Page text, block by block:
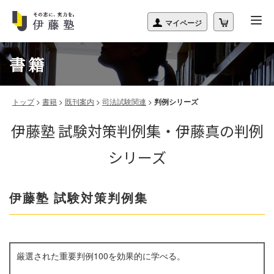
書籍
トップ> 書籍 > 既刊案内 > 司法試験関連 > 判例シリーズ
伊藤塾 試験対策判例集・伊藤真の判例
シリーズ
伊藤塾 試験対策判例集
厳選された重要判例100を効果的に学べる。